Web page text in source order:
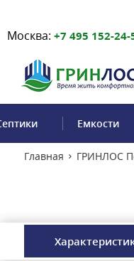
Москва: +7 495 152-24-
Емкости
Главная ГРИНЛОС